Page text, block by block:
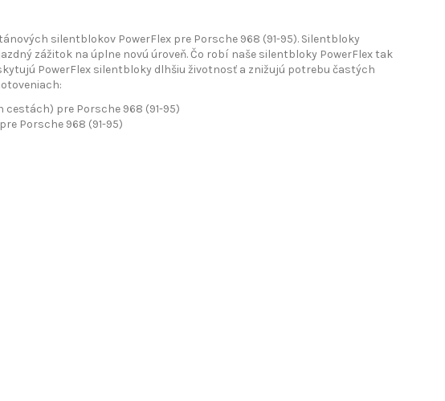
silentblokov PowerFlex pre Porsche 968 (91-95). Silentbloky
zážitok na úplne novú úroveň. Čo robí naše silentbloky PowerFlex tak
PowerFlex silentbloky dlhšiu životnosť a znižujú potrebu častých
cestách) pre Porsche 968 (91-95)
Porsche 968 (91-95)